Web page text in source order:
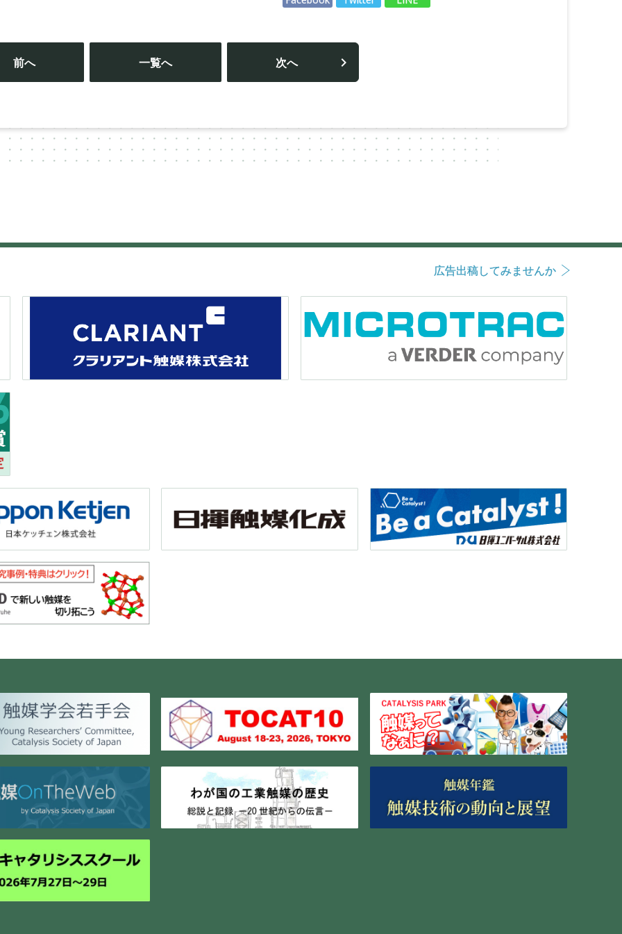
投
稿
ナ
ビ
ョ
ン
前へ 一覧へ 次へ
広告出稿してみませんか